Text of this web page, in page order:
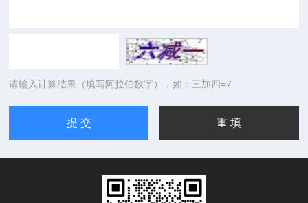
请输入计算结果（填写阿拉伯数字），如：三加四=7